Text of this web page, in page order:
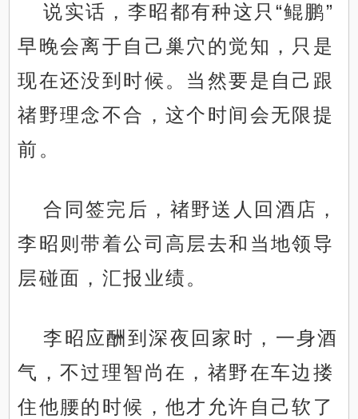
说实话，李昭都有种这只“鲲鹏”
早晚会离于自己巢穴的觉知，只是
现在还没到时候。当然要是自己跟
禇野理念不合，这个时间会无限提
前。
合同签完后，禇野送人回酒店，
李昭则带着公司高层去和当地领导
层碰面，汇报业绩。
李昭应酬到深夜回家时，一身酒
气，不过理智尚在，禇野在车边搂
住他腰的时候，他才允许自己软了